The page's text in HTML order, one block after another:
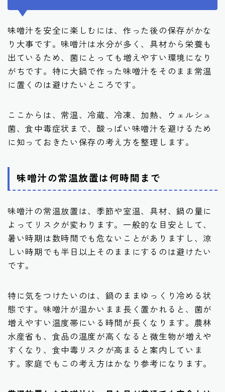
味噌汁を安全に楽しむには、作った後の保存がかな
り大事です。味噌汁は水分が多く、具材から栄養も
出ているため、菌にとっても増えやすい環境になり
がちです。特に大鍋で作った味噌汁をそのまま常温
に置くのは避けたいところです。
ここからは、常温、冷蔵、冷凍、加熱、ウェルシュ
菌、食中毒症状まで、酸っぱい味噌汁を避けるため
に知っておきたい保存の考え方を整理します。
味噌汁の常温放置は何時間まで
味噌汁の常温放置は、季節や室温、具材、鍋の量に
よってリスクが変わります。一般的な目安として、
暑い時期は数時間でも危ないことがありますし、涼
しい時期でも半日以上そのままにするのは避けたい
です。
特に気をつけたいのは、鍋のままゆっくり冷める状
態です。味噌汁が温かいまま長く置かれると、菌が
増えやすい温度帯にいる時間が長くなります。農林
水産省も、食品の温度が高くなると微生物が増えや
すくなり、食中毒リスクが高まると案内していま
す。家庭でもこの考え方はかなり参考になります。